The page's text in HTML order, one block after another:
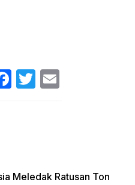
Facebook
Twitter
Meledak Ratusan Ton